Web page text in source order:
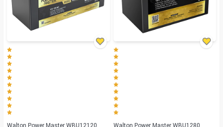
Walton Power Master WBU12120 Walton Power Master WBU1280